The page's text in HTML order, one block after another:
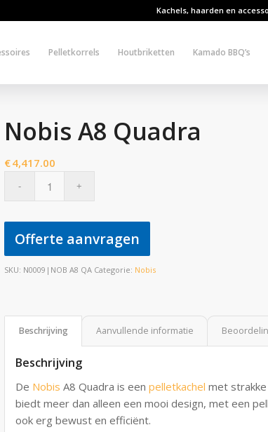
Kachels, haarden en
Pelletkorrels Houtbriketten Kamado BBQ’s
Nobis A8 Quadra
€4,417.00
Offerte aanvragen
SKU: N0009|NOB A8 QA Categorie: Nobis
Beschrijving Aanvullende informatie
Beschrijving
De Nobis A8 Quadra is eenpelletkachel met strakke
biedt meer dan alleen een mooi design, met een
ook erg bewust en efficiënt.